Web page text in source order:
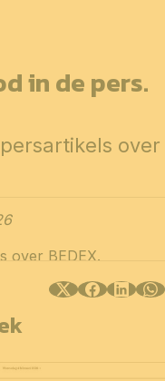
in de pers.
over
over BEDEX.